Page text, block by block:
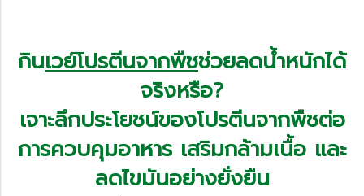
กินเวย์โปรตีนจากพืชช่วยลดน้ำหนักได้
จริงหรือ?
เจาะลึกประโยชน์ของโปรตีนจากพืชต่อ
การควบคุมอาหาร เสริมกล้ามเนื้อ และ
ลดไขมันอย่างยั่งยืน